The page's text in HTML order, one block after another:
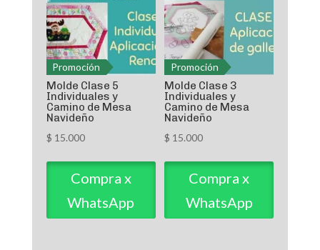
Promoción
Molde Clase 5
Individuales y
Camino de Mesa
Navideño
$ 15.000
Compra x
WhatsApp
Promoción
Molde Clase 3
Individuales y
Camino de Mesa
Navideño
$ 15.000
Compra x
WhatsApp